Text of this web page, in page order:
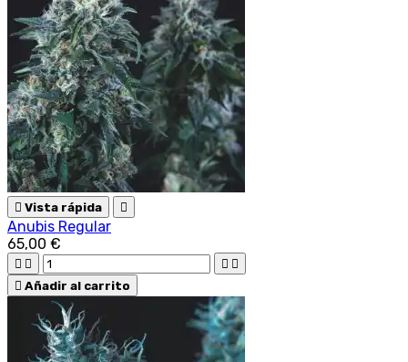
 Vista rápida 
Anubis Regular
65,00 €
   
 Añadir al carrito